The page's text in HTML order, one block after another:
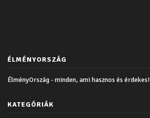
ÉLMÉNYORSZÁG
ÉlményOrszág - minden, ami hasznos és érdekes!
KATEGÓRIÁK